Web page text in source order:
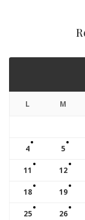
L M
4 5
11 12
18 19
25 26